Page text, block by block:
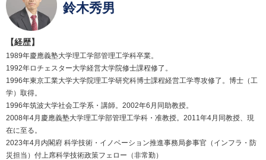
鈴木秀男
【経歴】
1989年慶應義塾大学理工学部管理工学科卒業。
1992年ロチェスター大学経営大学院修士課程修了。
1996年東京工業大学大学院理工学研究科博士課程経営工学専攻修了。博士（工
学）取得。
1996年筑波大学社会工学系・講師。2002年6月同助教授。
2008年4月慶應義塾大学理工学部管理工学科・准教授。2011年4月同教授、現
在に至る。
2023年4月内閣府 科学技術・イノベーション推進事務局参事官（インフラ・防
災担当）付上席科学技術政策フェロー（非常勤）